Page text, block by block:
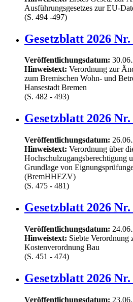
Ausführungsgesetzes zur EU-
(S. 494 -497)
Gesetzblatt 2026 Nr.
Veröffentlichungsdatum:
Hinweistext: Verordnung zur
zum Bremischen Wohn- und
Hansestadt Bremen
(S. 482 - 493)
Gesetzblatt 2026 Nr.
Veröffentlichungsdatum:
Hinweistext: Verordnung über
Hochschulzugangsberechtigung
Grundlage von
(BremHHEZV)
(S. 475 - 481)
Gesetzblatt 2026 Nr.
Veröffentlichungsdatum:
Hinweistext: Siebte Verordnung
Kostenverordnung Bau
(S. 451 - 474)
Gesetzblatt 2026 Nr.
Veröffentlichungsdatum: